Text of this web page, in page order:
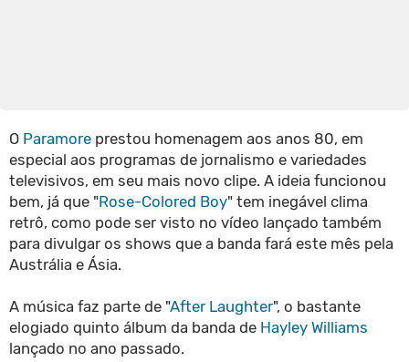
O Paramore prestou homenagem aos anos 80, em
especial aos programas de jornalismo e variedades
televisivos, em seu mais novo clipe. A ideia funcionou
bem, já que "Rose-Colored Boy" tem inegável clima
retrô, como pode ser visto no vídeo lançado também
para divulgar os shows que a banda fará este mês pela
Austrália e Ásia.
A música faz parte de "After Laughter", o bastante
elogiado quinto álbum da banda de Hayley Williams
lançado no ano passado.